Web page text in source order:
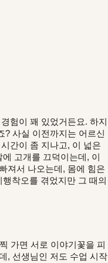
험이 꽤 있었거든요. 하지
? 사실 이전까지는 어르신
간이 좀 지나고, 이 넓은
고개를 끄덕이는데, 이
져서 나오는데, 몸에 힘은
착오를 겪었지만 그 때의
가면 서로 이야기꽃을 피
, 선생님인 저도 수업 시작